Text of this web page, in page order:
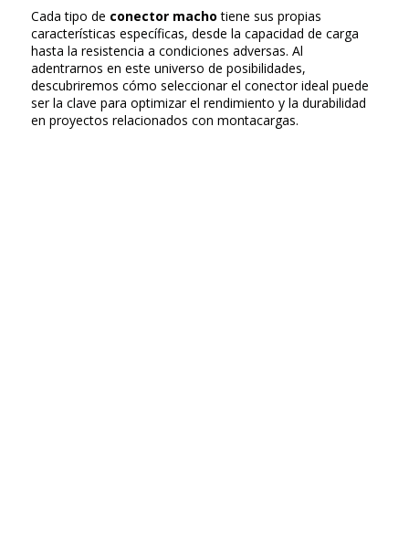
Cada tipo de conector macho tiene sus propias
características específicas, desde la capacidad de carga
hasta la resistencia a condiciones adversas. Al
adentrarnos en este universo de posibilidades,
descubriremos cómo seleccionar el conector ideal puede
ser la clave para optimizar el rendimiento y la durabilidad
en proyectos relacionados con montacargas.